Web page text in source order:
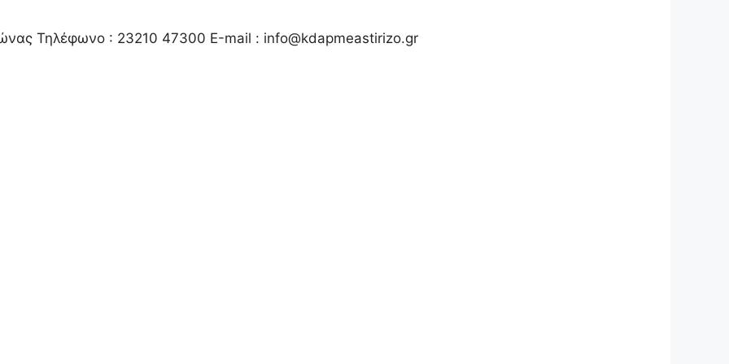
Τηλέφωνο : 23210 47300 Ε-mail : info@kdapmeastirizo.gr